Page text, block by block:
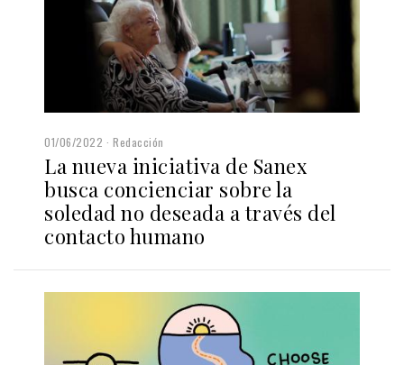
01/06/2022 Redacción
La nueva iniciativa de Sanex
busca concienciar sobre la
soledad no deseada a través del
contacto humano